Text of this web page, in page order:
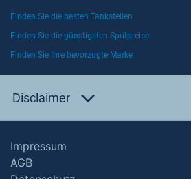
Finden Sie die besten Tankstellen
Finden Sie die günstigsten Spritpreise
Finden Sie Ihre bevorzugte Marke
Disclaimer
Impressum
AGB